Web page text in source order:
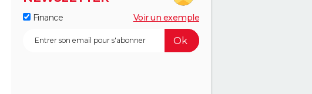
Finance Voir un exemple